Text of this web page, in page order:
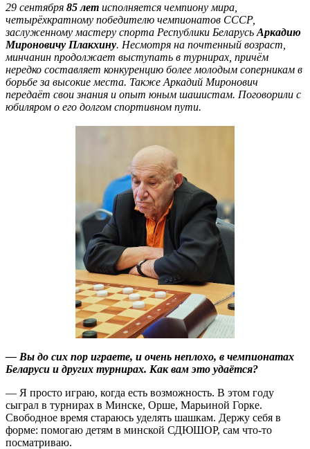
29 сентября 85 лет исполняется чемпиону мира,
четырёхкратному победителю чемпионатов СССР,
заслуженному мастеру спорта Республики Беларусь Аркадию
Мироновичу Плакхину. Несмотря на почтенный возраст,
минчанин продолжает выступать в турнирах, причём
нередко составляет конкуренцию более молодым соперникам в
борьбе за высокие места. Также Аркадий Миронович
передаёт свои знания и опыт юным шашистам. Поговорили с
юбиляром о его долгом спортивном пути.
— Вы до сих пор играете, и очень неплохо, в чемпионатах
Беларуси и других турнирах. Как вам это удаётся?
— Я просто играю, когда есть возможность. В этом году
сыграл в турнирах в Минске, Орше, Марьиной Горке.
Свободное время стараюсь уделять шашкам. Держу себя в
форме: помогаю детям в минской СДЮШОР, сам что-то
посматриваю.